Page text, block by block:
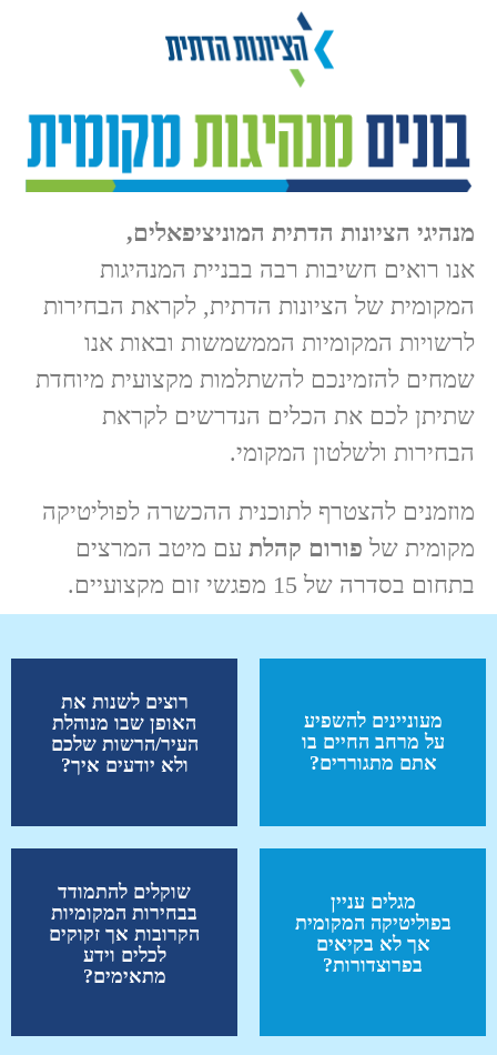
מנהיגי הציונות הדתית המוניציפאלים,
אנו רואים חשיבות רבה בבניית המנהיגות
המקומית של הציונות הדתית, לקראת הבחירות
לרשויות המקומיות הממשמשות ובאות אנו
שמחים להזמינכם להשתלמות מקצועית מיוחדת
שתיתן לכם את הכלים הנדרשים לקראת
הבחירות ולשלטון המקומי.
מוזמנים להצטרף לתוכנית ההכשרה לפוליטיקה
מקומית של פורום קהלת עם מיטב המרצים
בתחום בסדרה של 15 מפגשי זום מקצועיים.
מעוניינים להשפיע
על מרחב החיים בו
אתם מתגוררים?
רוצים לשנות את
האופן שבו מנוהלת
העיר/הרשות שלכם
ולא יודעים איך?
מגלים עניין
בפוליטיקה המקומית
אך לא בקיאים
בפרוצדורות?
שוקלים להתמודד
בבחירות המקומיות
הקרובות אך זקוקים
לכלים וידע
מתאימים?